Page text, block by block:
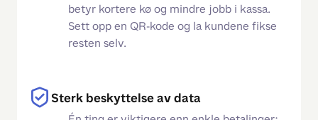
betyr kortere kø og mindre jobb i kassa.
Sett opp en QR-kode og la kundene fikse
resten selv.
Sterk beskyttelse av data